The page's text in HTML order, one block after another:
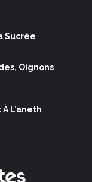
Sucrée
Oignons
L’aneth